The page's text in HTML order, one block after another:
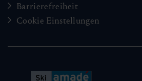
Barrierefreiheit
Cookie Einstellungen